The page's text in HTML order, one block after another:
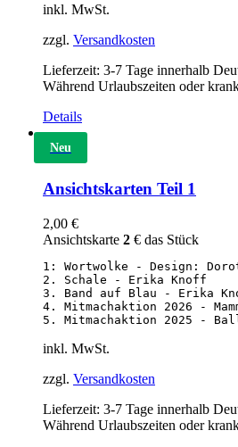
inkl. MwSt.
zzgl. Versandkosten
Lieferzeit: 3-7 Tage innerhalb
Während Urlaubszeiten oder
Details
Neu
Ansichtskarten Teil 1
2,00 €
Ansichtskarte 2 € das Stück
1: Wortwolke - Design:
2. Schale - Erika Knoff
3. Band auf Blau - Erika
4. Mitmachaktion 2026 -
5. Mitmachaktion 2025 -
inkl. MwSt.
zzgl. Versandkosten
Lieferzeit: 3-7 Tage innerhalb
Während Urlaubszeiten oder